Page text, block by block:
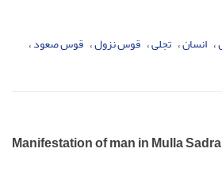
انسان تجلی قوس نزول قوس صعود
Manifestation of man in Mulla